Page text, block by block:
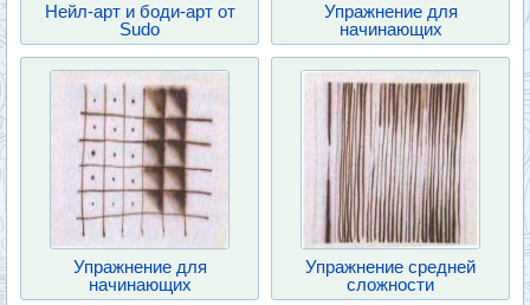
Нейл-арт и боди-арт от
Sudo
Упражнение для
начинающих
Упражнение для
начинающих
Упражнение средней
сложности